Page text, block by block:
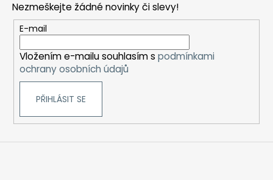
Nezmeškejte žádné novinky či slevy!
E-mail
Vložením e-mailu souhlasím s podmínkami
ochrany osobních údajů
PŘIHLÁSIT SE